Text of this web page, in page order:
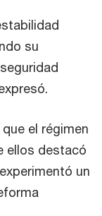
su
el régimen
ellos destacó
un